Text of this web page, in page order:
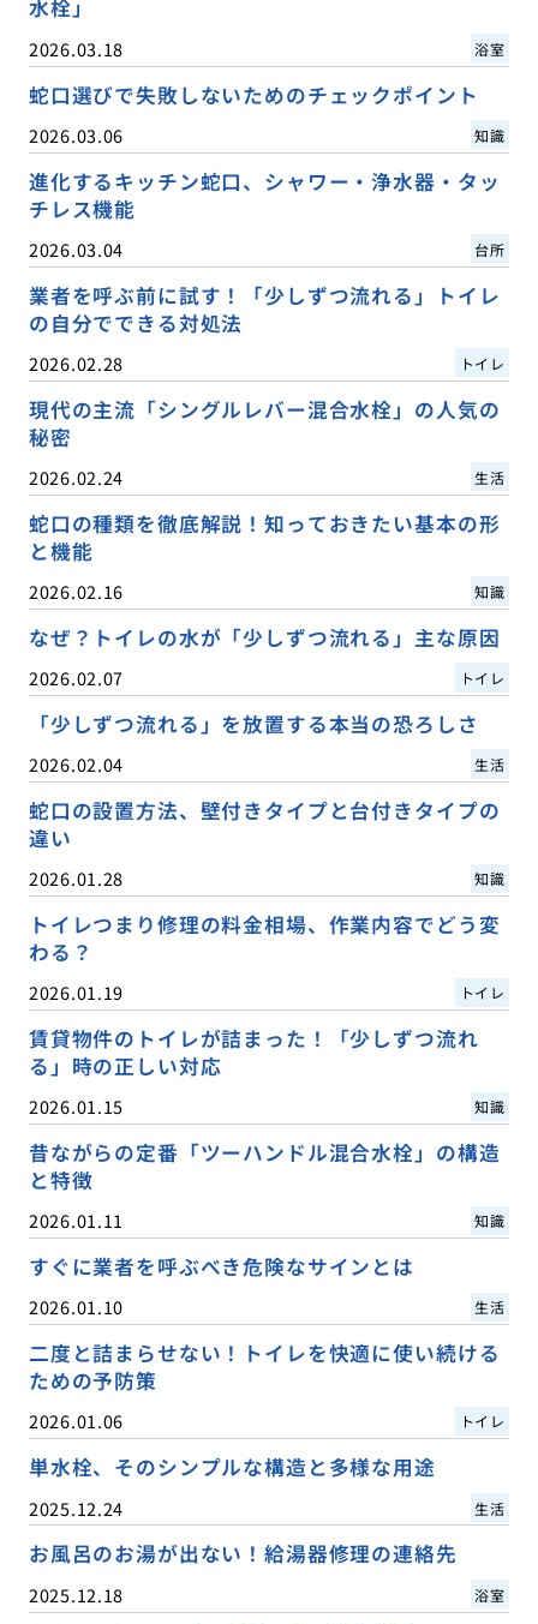
水栓」
2026.03.18 浴室
蛇口選びで失敗しないためのチェックポイント
2026.03.06 知識
進化するキッチン蛇口、シャワー・浄水器・タッ
チレス機能
2026.03.04 台所
業者を呼ぶ前に試す！「少しずつ流れる」トイレ
の自分でできる対処法
2026.02.28 トイレ
現代の主流「シングルレバー混合水栓」の人気の
秘密
2026.02.24 生活
蛇口の種類を徹底解説！知っておきたい基本の形
と機能
2026.02.16 知識
なぜ？トイレの水が「少しずつ流れる」主な原因
2026.02.07 トイレ
「少しずつ流れる」を放置する本当の恐ろしさ
2026.02.04 生活
蛇口の設置方法、壁付きタイプと台付きタイプの
違い
2026.01.28 知識
トイレつまり修理の料金相場、作業内容でどう変
わる？
2026.01.19 トイレ
賃貸物件のトイレが詰まった！「少しずつ流れ
る」時の正しい対応
2026.01.15 知識
昔ながらの定番「ツーハンドル混合水栓」の構造
と特徴
2026.01.11 知識
すぐに業者を呼ぶべき危険なサインとは
2026.01.10 生活
二度と詰まらせない！トイレを快適に使い続ける
ための予防策
2026.01.06 トイレ
単水栓、そのシンプルな構造と多様な用途
2025.12.24 生活
お風呂のお湯が出ない！給湯器修理の連絡先
2025.12.18 浴室